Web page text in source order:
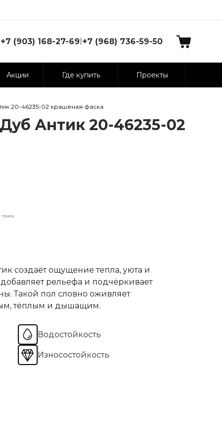
+7 (903) 168-27-69|+7 (968) 736-59-50
Акции Где купить Проекты
20-46235-02 крашеная фаска
Антик 20-46235-02
создаёт ощущение тепла, уюта и
рельефа и подчёркивает
Такой пол словно оживляет
тёплым и дышащим.
Водостойкость
Износостойкость